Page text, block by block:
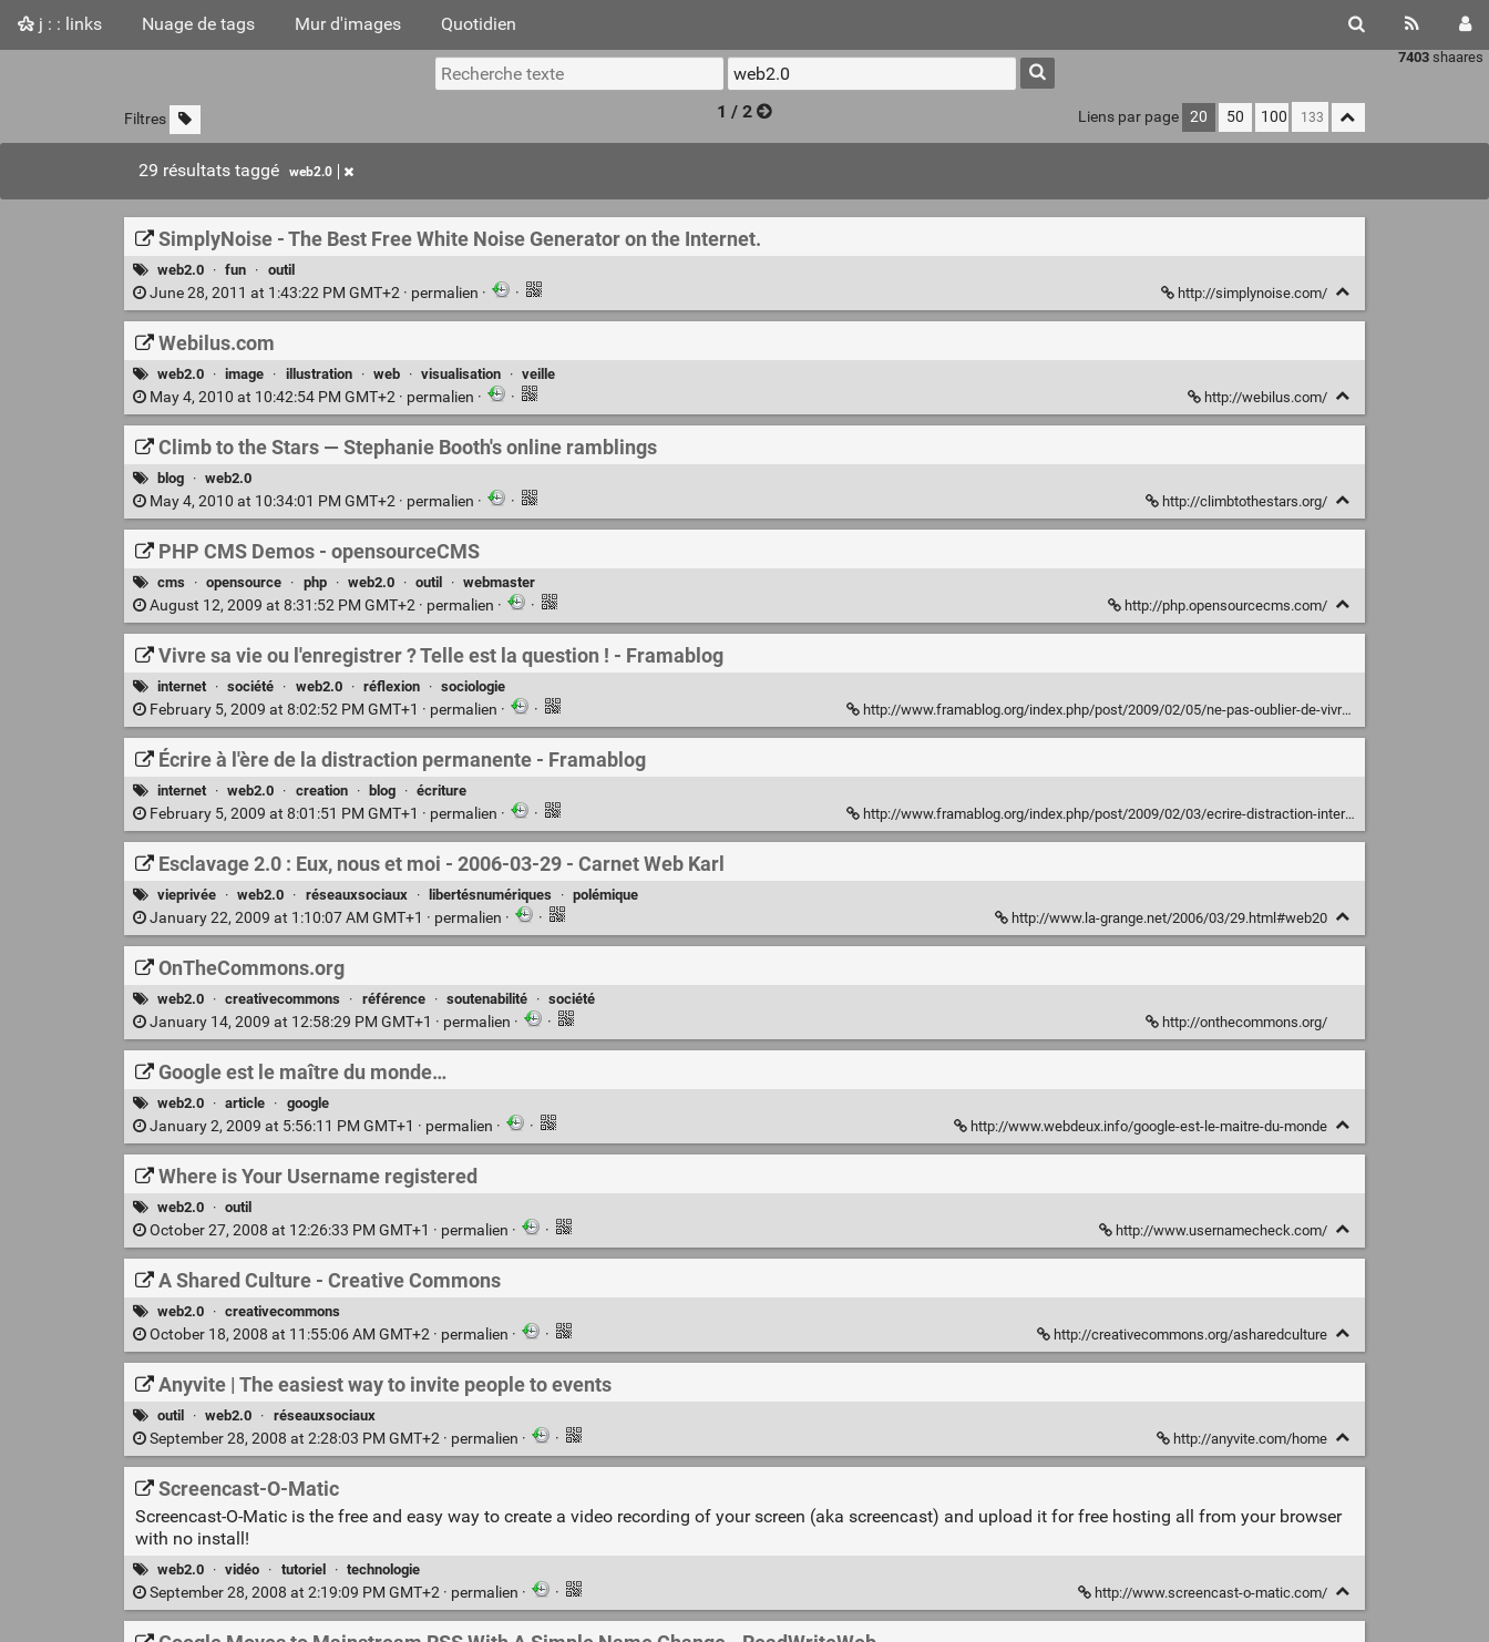
j : : links Nuage de tags Mur d'images Quotidien
7403 shaares
Filtres 1 / 2 Liens par page 20 50 100
29 résultats taggé web2.0
SimplyNoise - The Best Free White Noise Generator on the Internet.
web2.0 · fun · outil
June 28, 2011 at 1:43:22 PM GMT+2 · permalien · · http://simplynoise.com/
Webilus.com
web2.0 · image · illustration · web · visualisation · veille
May 4, 2010 at 10:42:54 PM GMT+2 · permalien · · http://webilus.com/
Climb to the Stars — Stephanie Booth's online ramblings
blog · web2.0
May 4, 2010 at 10:34:01 PM GMT+2 · permalien · · http://climbtothestars.org/
PHP CMS Demos - opensourceCMS
cms · opensource · php · web2.0 · outil · webmaster
August 12, 2009 at 8:31:52 PM GMT+2 · permalien · · http://php.opensourcecms.com/
Vivre sa vie ou l'enregistrer ? Telle est la question ! - Framablog
internet · société · web2.0 · réflexion · sociologie
February 5, 2009 at 8:02:52 PM GMT+1 · permalien · · http://www.framablog.org/index.php/post/2009/02/05/ne-pas-oublier-de-vivre
Écrire à l'ère de la distraction permanente - Framablog
internet · web2.0 · creation · blog · écriture
February 5, 2009 at 8:01:51 PM GMT+1 · permalien · · http://www.framablog.org/index.php/post/2009/02/03/ecrire-distraction-internet-cory-doctorow
Esclavage 2.0 : Eux, nous et moi - 2006-03-29 - Carnet Web Karl
vieprivée · web2.0 · réseauxsociaux · libertésnumériques · polémique
January 22, 2009 at 1:10:07 AM GMT+1 · permalien · · http://www.la-grange.net/2006/03/29.html#web20
OnTheCommons.org
web2.0 · creativecommons · référence · soutenabilité · société
January 14, 2009 at 12:58:29 PM GMT+1 · permalien · · http://onthecommons.org/
Google est le maître du monde…
web2.0 · article · google
January 2, 2009 at 5:56:11 PM GMT+1 · permalien · · http://www.webdeux.info/google-est-le-maitre-du-monde
Where is Your Username registered
web2.0 · outil
October 27, 2008 at 12:26:33 PM GMT+1 · permalien · · http://www.usernamecheck.com/
A Shared Culture - Creative Commons
web2.0 · creativecommons
October 18, 2008 at 11:55:06 AM GMT+2 · permalien · · http://creativecommons.org/asharedculture
Anyvite | The easiest way to invite people to events
outil · web2.0 · réseauxsociaux
September 28, 2008 at 2:28:03 PM GMT+2 · permalien · · http://anyvite.com/home
Screencast-O-Matic
Screencast-O-Matic is the free and easy way to create a video recording of your screen (aka screencast) and upload it for free hosting all from your browser
with no install!
web2.0 · vidéo · tutoriel · technologie
September 28, 2008 at 2:19:09 PM GMT+2 · permalien · · http://www.screencast-o-matic.com/